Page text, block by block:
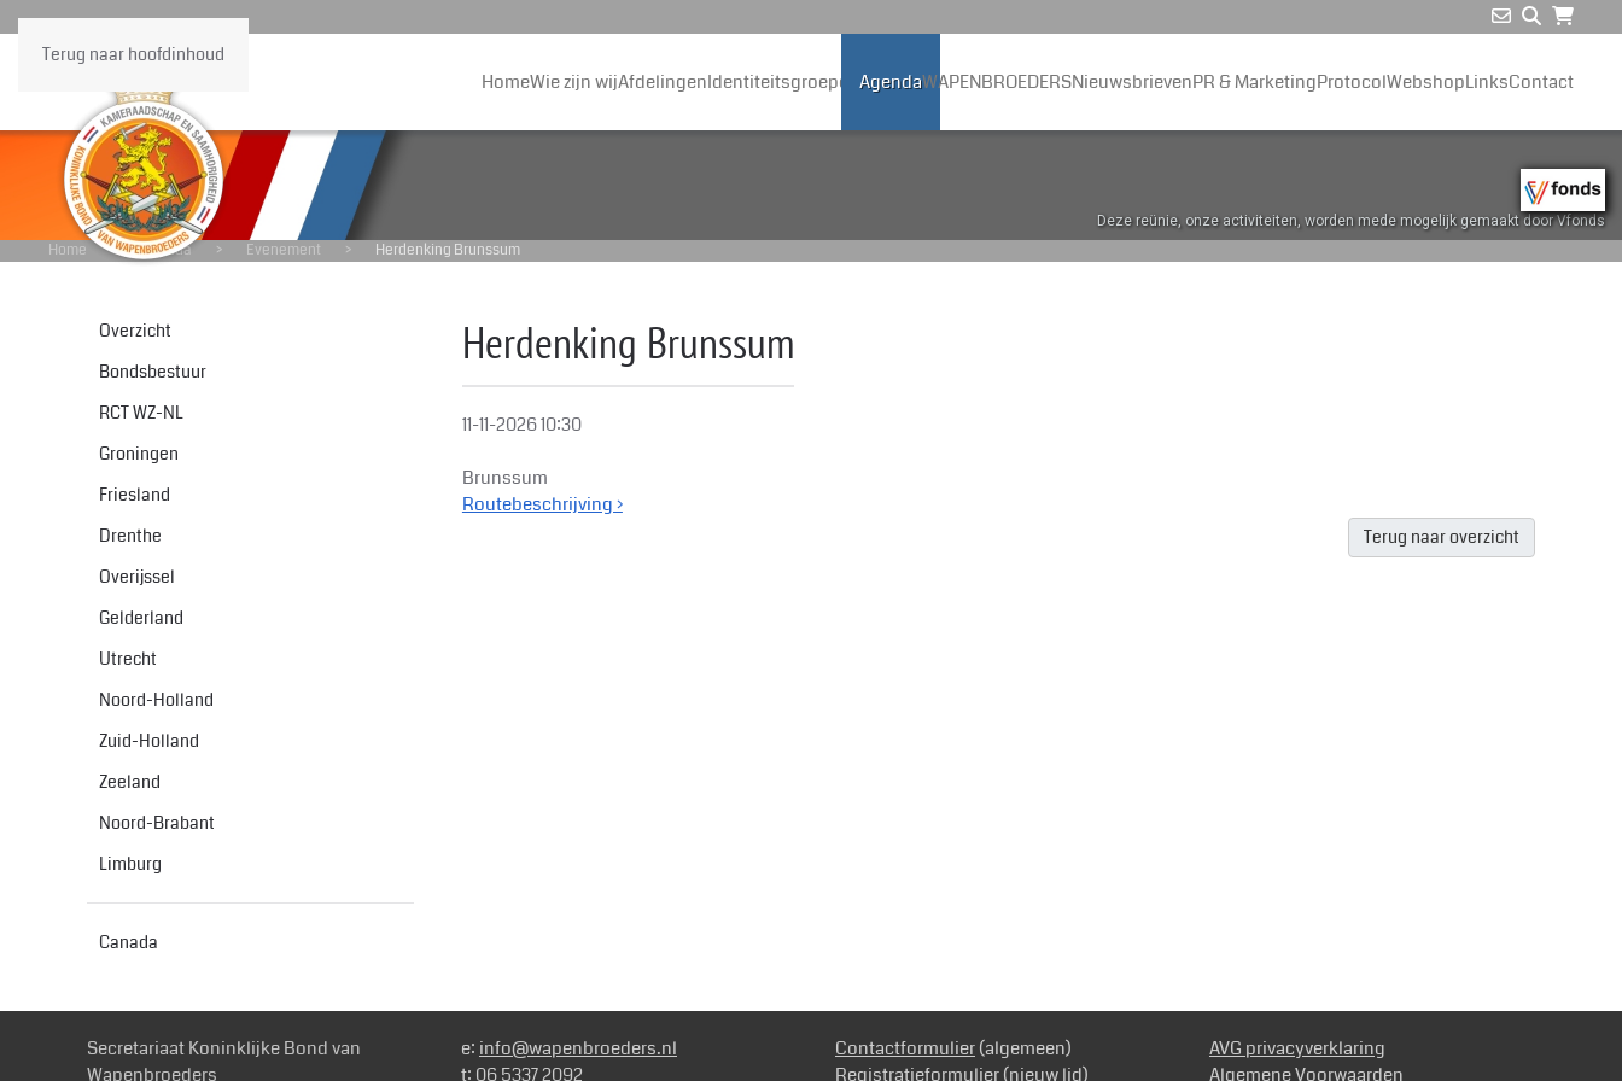
Terug naar hoofdinhoud
HomeWie zijn wijAfdelingenIdentiteitsgroepen AgendaWAPENBROEDERSNieuwsbrievenPR & MarketingProtocolWebshopLinksContact
Deze reünie, onze activiteiten, worden mede mogelijk gemaakt door Vfonds
Home Agenda Evenement Herdenking Brunssum
Overzicht
Bondsbestuur
RCT WZ-NL
Groningen
Friesland
Drenthe
Overijssel
Gelderland
Utrecht
Noord-Holland
Zuid-Holland
Zeeland
Noord-Brabant
Limburg
Canada
Herdenking Brunssum
11-11-202610:30
Brunssum
Routebeschrijving ›
Terug naar overzicht
Secretariaat Koninklijke Bond van
Wapenbroeders
e: info@wapenbroeders.nl
t: 06 5337 2092
Contactformulier(algemeen)
Registratieformulier(nieuw lid)
AVG privacyverklaring
Algemene Voorwaarden